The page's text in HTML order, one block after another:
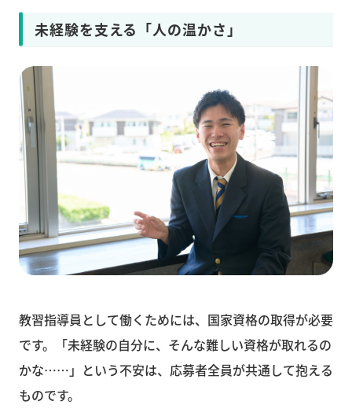
未経験を支える「人の温かさ」
教習指導員として働くためには、国家資格の取得が必要
です。「未経験の自分に、そんな難しい資格が取れるの
かな……」という不安は、応募者全員が共通して抱える
ものです。